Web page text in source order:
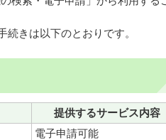
きは以下のとおりです。
提供するサービス内容
電子申請可能